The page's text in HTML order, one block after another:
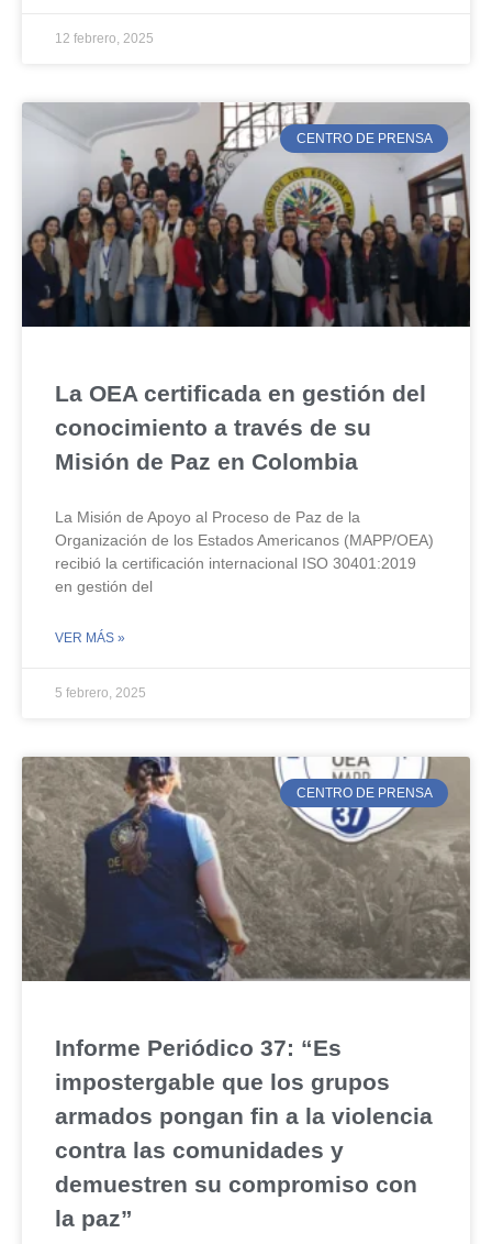
12 febrero, 2025
CENTRO DE PRENSA
La OEA certificada en gestión del
conocimiento a través de su
Misión de Paz en Colombia
La Misión de Apoyo al Proceso de Paz de la
Organización de los Estados Americanos (MAPP/OEA)
recibió la certificación internacional ISO 30401:2019
en gestión del
VER MÁS »
5 febrero, 2025
CENTRO DE PRENSA
Informe Periódico 37: “Es
impostergable que los grupos
armados pongan fin a la violencia
contra las comunidades y
demuestren su compromiso con
la paz”